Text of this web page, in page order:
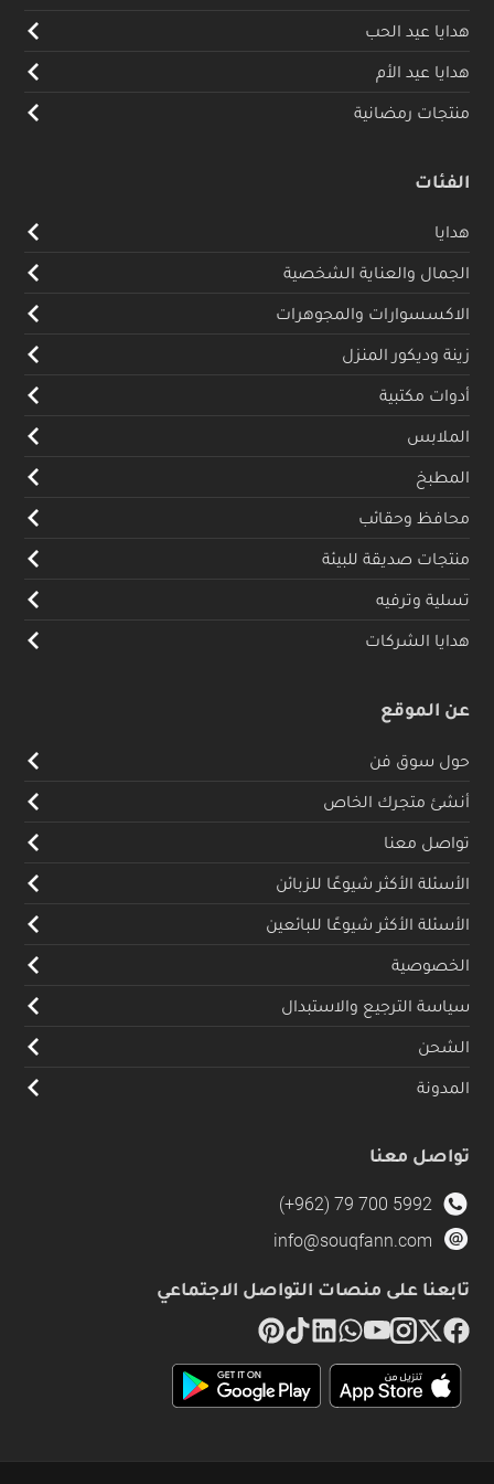
هدايا عيد الحب
هدايا عيد الأم
منتجات رمضانية
الفئات
هدايا
الجمال والعناية الشخصية
الاكسسوارات والمجوهرات
زينة وديكور المنزل
أدوات مكتبية
الملابس
المطبخ
محافظ وحقائب
منتجات صديقة للبيئة
تسلية وترفيه
هدايا الشركات
عن الموقع
حول سوق فن
أنشئ متجرك الخاص
تواصل معنا
الأسئلة الأكثر شيوعًا للزبائن
الأسئلة الأكثر شيوعًا للبائعين
الخصوصية
سياسة الترجيع والاستبدال
الشحن
المدونة
تواصل معنا
(+962) 79 700 5992
info@souqfann.com
تابعنا على منصات التواصل الاجتماعي